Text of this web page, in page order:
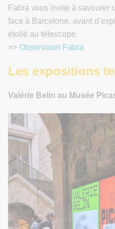
Fabra vous invite à savourer
face à Barcelone, avant
étoilé au télescope.
>> Observatori Fabra
Les expositions
Valérie Belin au Musée